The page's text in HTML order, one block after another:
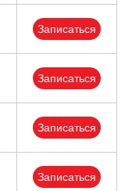
Записаться
Записаться
Записаться
Записаться